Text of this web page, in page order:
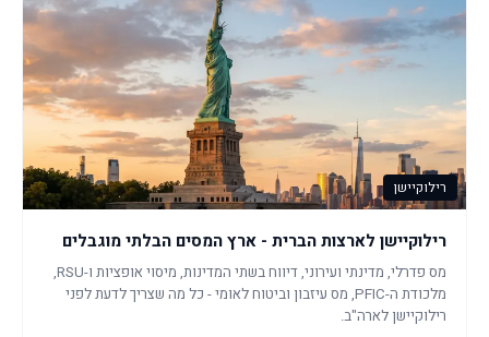
רילוקיישן
רילוקיישן לארצות הברית - ארץ המסים הבלתי מוגבלים
מס פדרלי, מדינתי ועירוני, דיווח בשתי המדינות, מיסוי אופציות ו-RSU,
מלכודת ה-PFIC, מס עיזבון וביטוח לאומי - כל מה שצריך לדעת לפני
רילוקיישן לארה"ב.